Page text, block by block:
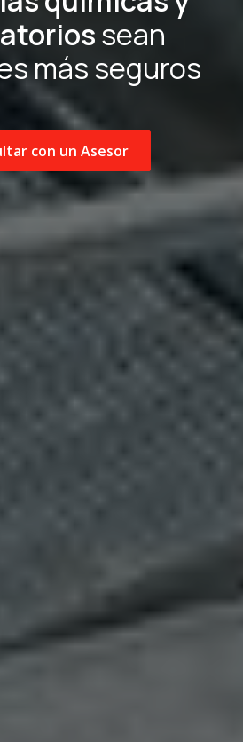
sean
más seguros
con un Asesor